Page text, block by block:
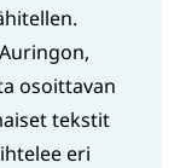
osoittavan
tekstit
eri